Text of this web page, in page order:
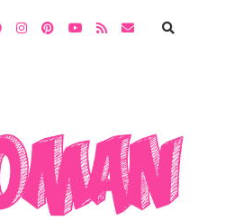
facebookinstagram
pinterestyoutube
rss email